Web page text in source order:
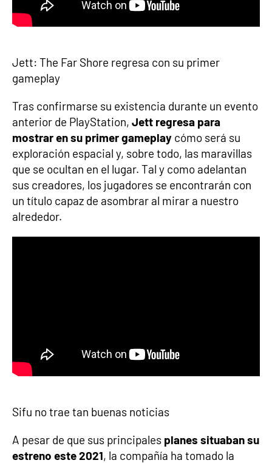
Jett: The Far Shore regresa con su primer
gameplay
Tras confirmarse su existencia durante un evento
anterior de PlayStation, Jett regresa para
mostrar en su primer gameplay cómo será su
exploración espacial y, sobre todo, las maravillas
que se ocultan en el lugar. Tal y como adelantan
sus creadores, los jugadores se encontrarán con
un título capaz de asombrar al mirar a nuestro
alrededor.
Sifu no trae tan buenas noticias
A pesar de que sus principales planes situaban su
estreno este 2021, la compañía ha tomado la